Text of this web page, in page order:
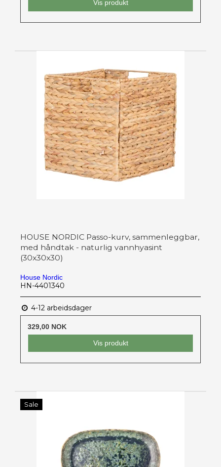
Vis produkt
HOUSE NORDIC Passo-kurv, sammenleggbar,
med håndtak - naturlig vannhyasint
(30x30x30)
House Nordic
HN-4401340
4-12 arbeidsdager
329,00 NOK
Vis produkt
Sale